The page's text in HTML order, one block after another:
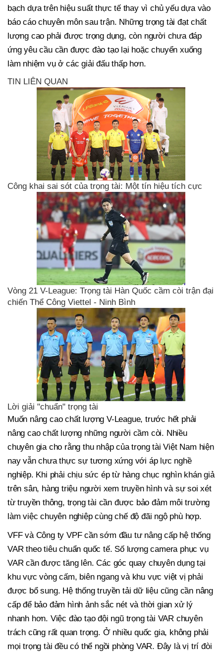
bạch dựa trên hiệu suất thực tế thay vì chủ yếu dựa vào
báo cáo chuyên môn sau trận. Những trọng tài đạt chất
lượng cao phải được trọng dụng, còn người chưa đáp
ứng yêu cầu cần được đào tạo lại hoặc chuyển xuống
làm nhiệm vụ ở các giải đấu thấp hơn.
TIN LIÊN QUAN
Công khai sai sót của trọng tài: Một tín hiệu tích cực
Vòng 21 V-League: Trọng tài Hàn Quốc cầm còi trận đại
chiến Thể Công Viettel - Ninh Bình
Lời giải "chuẩn" trọng tài
Muốn nâng cao chất lượng V-League, trước hết phải
nâng cao chất lượng những người cầm còi. Nhiều
chuyên gia cho rằng thu nhập của trọng tài Việt Nam hiện
nay vẫn chưa thực sự tương xứng với áp lực nghề
nghiệp. Khi phải chịu sức ép từ hàng chục nghìn khán giả
trên sân, hàng triệu người xem truyền hình và sự soi xét
từ truyền thông, trọng tài cần được bảo đảm môi trường
làm việc chuyên nghiệp cùng chế độ đãi ngộ phù hợp.
VFF và Công ty VPF cần sớm đầu tư nâng cấp hệ thống
VAR theo tiêu chuẩn quốc tế. Số lượng camera phục vụ
VAR cần được tăng lên. Các góc quay chuyên dụng tại
khu vực vòng cấm, biên ngang và khu vực việt vị phải
được bổ sung. Hệ thống truyền tải dữ liệu cũng cần nâng
cấp để bảo đảm hình ảnh sắc nét và thời gian xử lý
nhanh hơn. Việc đào tạo đội ngũ trọng tài VAR chuyên
trách cũng rất quan trọng. Ở nhiều quốc gia, không phải
mọi trọng tài đều có thể ngồi phòng VAR. Đây là vị trí đòi